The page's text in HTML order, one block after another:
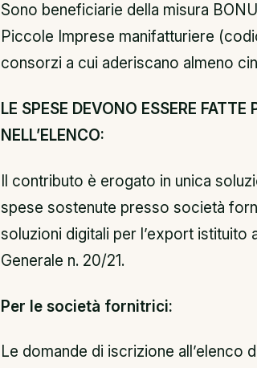
Sono beneficiarie della misura
Piccole Imprese manifatturiere
consorzi a cui aderiscano almeno
LE SPESE DEVONO ESSERE FATTE
NELL’ELENCO:
Il contributo è erogato in unica
spese sostenute presso società
soluzioni digitali per l’export istituito
Generale n. 20/21.
Per le società fornitrici:
Le domande di iscrizione